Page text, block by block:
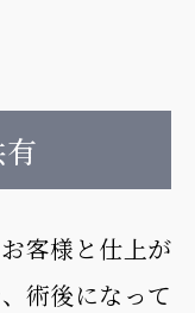
客様と仕上が
術後になって